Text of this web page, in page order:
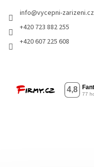
info@vycepni-zarizeni.cz
+420 723 882 255
+420 607 225 608